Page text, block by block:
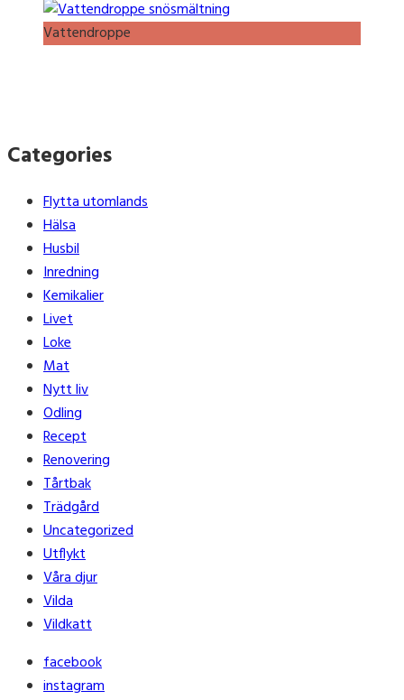
Vattendroppe
Categories
Flytta utomlands
Hälsa
Husbil
Inredning
Kemikalier
Livet
Loke
Mat
Nytt liv
Odling
Recept
Renovering
Tårtbak
Trädgård
Uncategorized
Utflykt
Våra djur
Vilda
Vildkatt
facebook
instagram